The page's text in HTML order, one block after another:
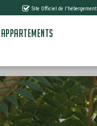
Site Officiel de l'hébergement